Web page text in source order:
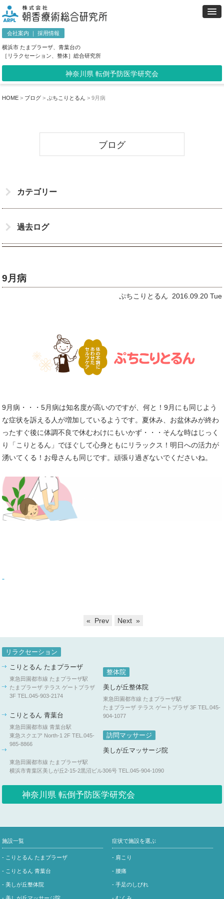
会社案内 ｜採用情報
横浜市 たまプラーザ、青葉台の
［リラクセーション、整体］総合研究所
神奈川県 転倒予防医学研究会
HOME > ブログ > ぷちこりとるん > 9月病
ブログ
カテゴリー
過去ログ
9月病
ぷちこりとるん 2016.09.20 Tue
9月病・・・5月病は知名度が高いのですが、何と！9月にも同じよう
な症状を訴える人が増加しているようです。夏休み、お盆休みが終わ
ったすぐ後に体調不良で休むわけにもいかず・・・そんな時はじっく
り「こりとるん」でほぐして心身ともにリラックス！明日への活力が
湧いてくる！お母さんも同じです。頑張り過ぎないでくださいね。
« Prev Next »
リラクセーション
こりとるん たまプラーザ
東急田園都市線 たまプラーザ駅
たまプラーザ テラス ゲートプラザ
3FTEL.045-903-2174
こりとるん 青葉台
東急田園都市線 青葉台駅
東急スクエア North-1 2FTEL.045-
985-8866
整体院
美しが丘整体院
東急田園都市線 たまプラーザ駅
たまプラーザ テラス ゲートプラザ 3F TEL.045-
904-1077
訪問マッサージ
美しが丘マッサージ院
東急田園都市線 たまプラーザ駅
横浜市青葉区美しが丘2-15-2黒沼ビル306号 TEL.045-904-1090
神奈川県 転倒予防医学研究会
施設一覧
- こりとるん たまプラーザ
- こりとるん 青葉台
- 美しが丘整体院
症状で施設を選ぶ
- 肩こり
- 腰痛
- 手足のしびれ